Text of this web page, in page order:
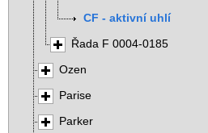
CF - aktivní uhlí
Řada F 0004-0185
Ozen
Parise
Parker